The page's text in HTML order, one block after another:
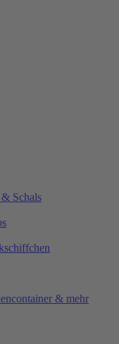
Schals
& mehr